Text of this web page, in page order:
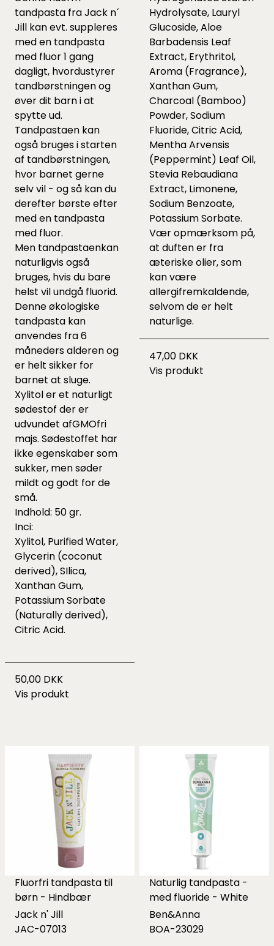
tandpasta fra Jack n´
Jill kan evt. suppleres
med en tandpasta
med fluor 1 gang
dagligt, hvordustyrer
tandbørstningen og
øver dit barn i at
spytte ud.
Tandpastaen kan
også bruges i starten
af tandbørstningen,
hvor barnet gerne
selv vil - og så kan du
derefter børste efter
med en tandpasta
med fluor.
Men tandpastaenkan
naturligvis også
bruges, hvis du bare
helst vil undgå fluorid.
Denne økologiske
tandpasta kan
anvendes fra 6
måneders alderen og
er helt sikker for
barnet at sluge.
Xylitol er et naturligt
sødestof der er
udvundet afGMOfri
majs. Sødestoffet har
ikke egenskaber som
sukker, men søder
mildt og godt for de
små.
Indhold: 50 gr.
Inci:
Xylitol, Purified Water,
Glycerin (coconut
derived), SIlica,
Xanthan Gum,
Potassium Sorbate
(Naturally derived),
Citric Acid.
50,00 DKK
Vis produkt
Hydrolysate, Lauryl
Glucoside, Aloe
Barbadensis Leaf
Extract, Erythritol,
Aroma (Fragrance),
Xanthan Gum,
Charcoal (Bamboo)
Powder, Sodium
Fluoride, Citric Acid,
Mentha Arvensis
(Peppermint) Leaf Oil,
Stevia Rebaudiana
Extract, Limonene,
Sodium Benzoate,
Potassium Sorbate.
Vær opmærksom på,
at duften er fra
æteriske olier, som
kan være
allergifremkaldende,
selvom de er helt
naturlige.
47,00 DKK
Vis produkt
Fluorfri tandpasta til
børn - Hindbær
Jack n' Jill
JAC-07013
Naturlig tandpasta -
med fluoride - White
Ben&Anna
BOA-23029